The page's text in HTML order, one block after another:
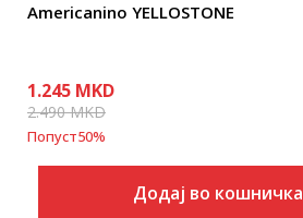
Americanino YELLOSTONE
1.245 MKD
2.490MKD
Попуст50%
Додај во кошничка